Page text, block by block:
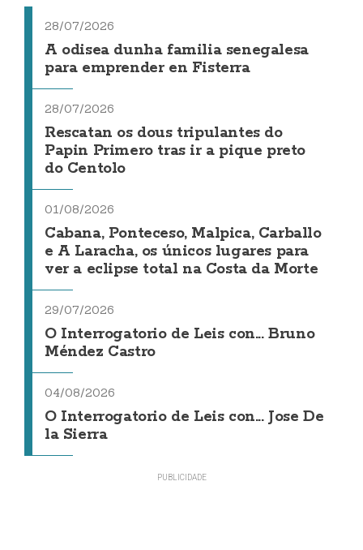
28/07/2026
A odisea dunha familia senegalesa
para emprender en Fisterra
28/07/2026
Rescatan os dous tripulantes do
Papin Primero tras ir a pique preto
do Centolo
01/08/2026
Cabana, Ponteceso, Malpica, Carballo
e A Laracha, os únicos lugares para
ver a eclipse total na Costa da Morte
29/07/2026
O Interrogatorio de Leis con... Bruno
Méndez Castro
04/08/2026
O Interrogatorio de Leis con... Jose De
la Sierra